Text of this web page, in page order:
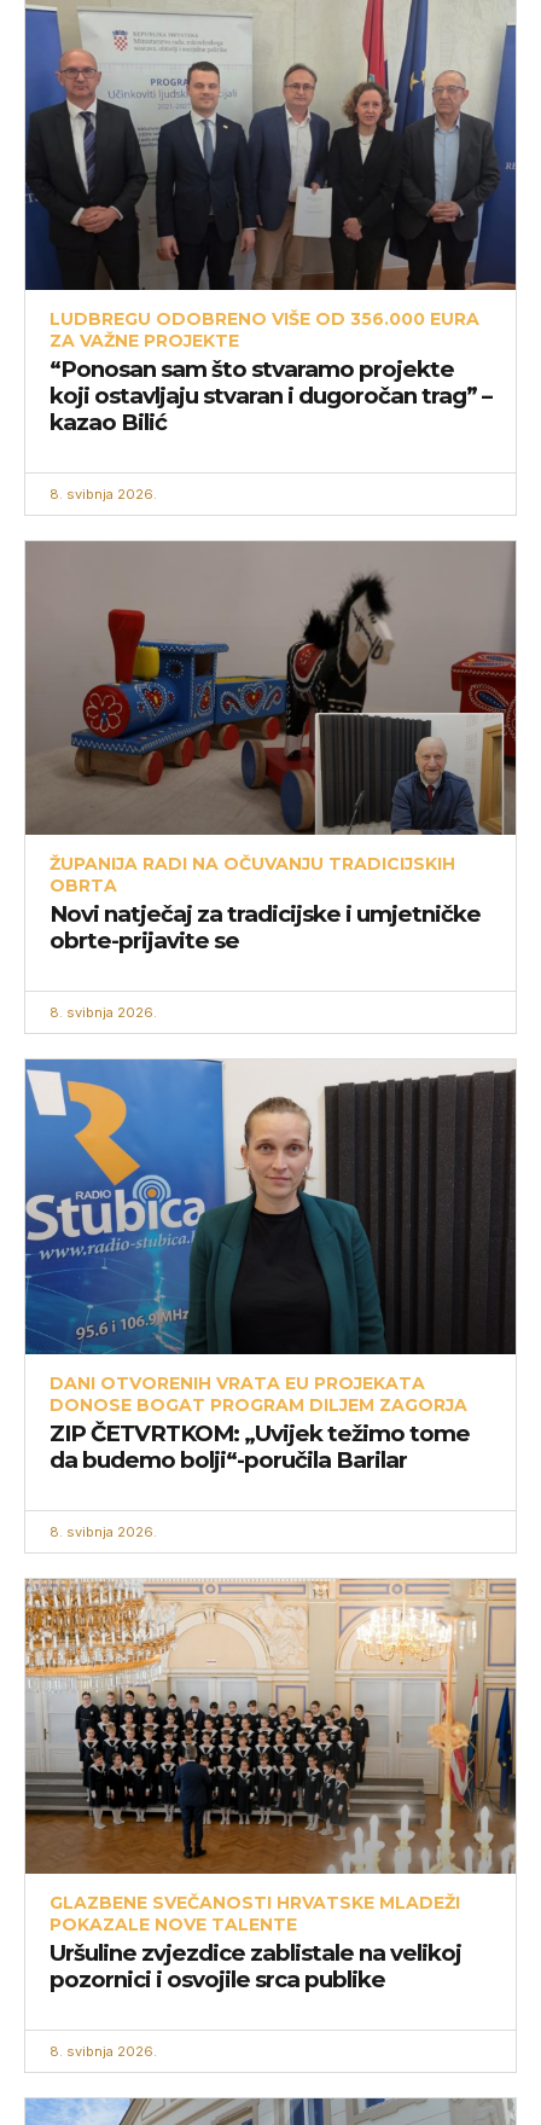
LUDBREGU ODOBRENO VIŠE OD 356.000 EURA
ZA VAŽNE PROJEKTE
“Ponosan sam što stvaramo projekte
koji ostavljaju stvaran i dugoročan trag” –
kazao Bilić
8. svibnja 2026.
ŽUPANIJA RADI NA OČUVANJU TRADICIJSKIH
OBRTA
Novi natječaj za tradicijske i umjetničke
obrte-prijavite se
8. svibnja 2026.
DANI OTVORENIH VRATA EU PROJEKATA
DONOSE BOGAT PROGRAM DILJEM ZAGORJA
ZIP ČETVRTKOM: „Uvijek težimo tome
da budemo bolji“-poručila Barilar
8. svibnja 2026.
GLAZBENE SVEČANOSTI HRVATSKE MLADEŽI
POKAZALE NOVE TALENTE
Uršuline zvjezdice zablistale na velikoj
pozornici i osvojile srca publike
8. svibnja 2026.